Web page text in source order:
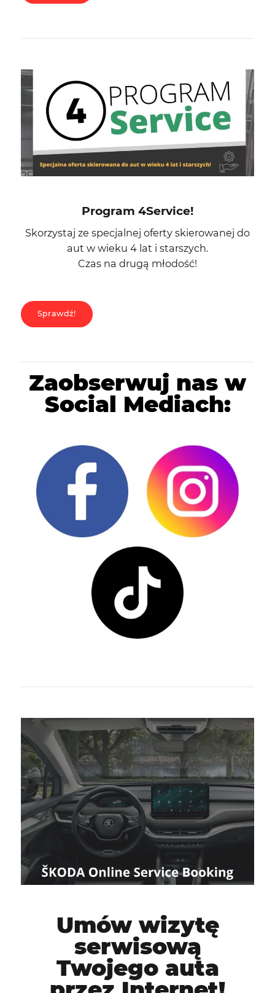
Program 4Service!
Skorzystaj ze specjalnej oferty skierowanej do
aut w wieku 4 lat i starszych.
Czas na drugą młodość!​
Sprawdź!
Zaobserwuj nas w
Social Mediach:
Umów wizytę
serwisową
Twojego auta